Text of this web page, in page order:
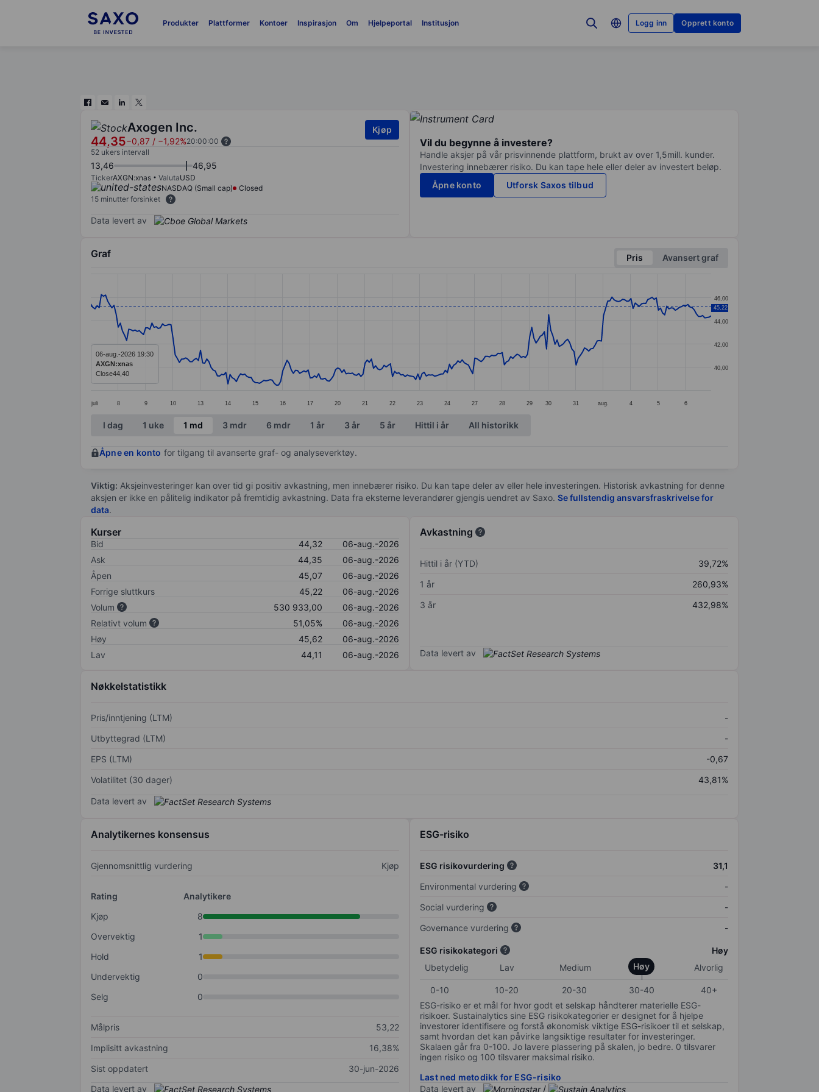
Produkter Plattformer Kontoer Inspirasjon Om Hjelpeportal Institusjon Logg inn Opprett konto
Axogen Inc.
44,35−0,87 / −1,92%20:00:00
Kjøp
52 ukers intervall
13,46 46,95
TickerAXGN:xnas ValutaUSD
NASDAQ (Small cap)
Closed
15 minutter forsinket
Data levert av
Vil du begynne å investere?
Handle aksjer på vår prisvinnende plattform, brukt av over 1,5mill. kunder.
Investering innebærer risiko. Du kan tape hele eller deler av investert beløp.
Åpne konto
Utforsk Saxos tilbud
Graf Pris
Avansert graf
Line chart with 295 data points.
The chart has 1 X axis displaying categories.
The chart has 1 Y axis displaying values. Data ranges from 38.42 to 46.24.
juli 8 9 10 13 14 15 16 17 20 21 22 23 24 27 28 29 30 31 aug. 4 5 6
40,00
42,00
44,00
46,00
45,22
06-aug.-2026 19:30
AXGN:xnas
Close44,40
End of interactive chart.
I dag 1 uke 1 md 3 mdr 6 mdr 1 år 3 år 5 år Hittil i år All historikk
Åpne en konto for tilgang til avanserte graf- og analyseverktøy.
Viktig: Aksjeinvesteringer kan over tid gi positiv avkastning, men innebærer risiko. Du kan tape deler av eller hele investeringen. Historisk avkastning for denne
aksjen er ikke en pålitelig indikator på fremtidig avkastning. Data fra eksterne leverandører gjengis uendret av Saxo. Se fullstendig ansvarsfraskrivelse for
data.
Kurser
Bid 44,32
06-aug.-2026
Ask
44,35
06-aug.-2026
Åpen
45,07
06-aug.-2026
Forrige sluttkurs
45,22
06-aug.-2026
Volum
530 933,00
06-aug.-2026
Relativt volum
51,05%
06-aug.-2026
Høy
45,62
06-aug.-2026
Lav
44,11 06-aug.-2026
Avkastning
Hittil i år (YTD)
39,72%
1 år
260,93%
3 år
432,98%
Data levert av
Nøkkelstatistikk
Pris/inntjening (LTM)
-
Utbyttegrad (LTM)
-
EPS (LTM)
-0,67
Volatilitet (30 dager)
43,81%
Data levert av
Analytikernes konsensus
Gjennomsnittlig vurdering Kjøp
Rating
Analytikere
Kjøp
8
Overvektig
1
Hold
1
Undervektig
0
Selg
0
Målpris
53,22
Implisitt avkastning
16,38%
Sist oppdatert
30-jun-2026
Data levert av
ESG-risiko
ESG risikovurdering
31,1
Environmental vurdering
-
Social vurdering
-
Governance vurdering
-
ESG risikokategori
Høy
Ubetydelig
Lav Medium Høy Alvorlig
0-10 10-20 20-30 30-40
40+
ESG-risiko er et mål for hvor godt et selskap håndterer materielle ESG-
risikoer. Sustainalytics sine ESG risikokategorier er designet for å hjelpe
investorer identifisere og forstå økonomisk viktige ESG-risikoer til et selskap,
samt hvordan det kan påvirke langsiktige resultater for investeringer.
Skalaen går fra 0-100. Jo lavere plassering på skalen, jo bedre. 0 tilsvarer
ingen risiko og 100 tilsvarer maksimal risiko.
Last ned metodikk for ESG-risiko
Data levert av
/